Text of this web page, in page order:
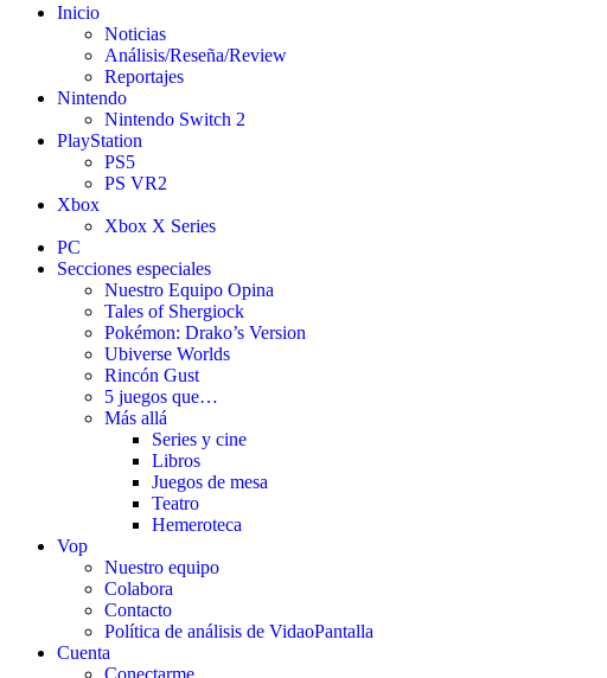
Inicio
Noticias
Análisis/Reseña/Review
Reportajes
Nintendo
Nintendo Switch 2
PlayStation
PS5
PS VR2
Xbox
Xbox X Series
PC
Secciones especiales
Nuestro Equipo Opina
Tales of Shergiock
Pokémon: Drako’s Version
Ubiverse Worlds
Rincón Gust
5 juegos que…
Más allá
Series y cine
Libros
Juegos de mesa
Teatro
Hemeroteca
Vop
Nuestro equipo
Colabora
Contacto
Política de análisis de VidaoPantalla
Cuenta
Conectarme